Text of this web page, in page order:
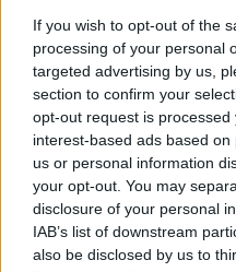
If you wish to opt-out of the
processing of your personal
targeted advertising by us,
section to confirm your
opt-out request is
interest-based ads based
us or personal information
your opt-out. You may
disclosure of your personal
IAB’s list of downstream
also be disclosed by us to
önállósodása
Valójában most kezdem-
jelent. Most már tényleg
missziónkat, utazhatunk,
képviselhetjük városunk
művészetét itthon és a
mögött immár tények
hírére azonnal számos
turnét már február óta
Fantasztikus boldogság